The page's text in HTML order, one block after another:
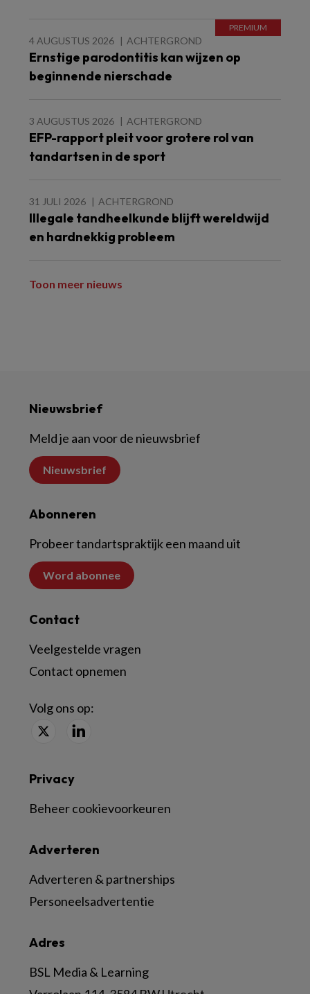
4 AUGUSTUS 2026 ACHTERGROND
Ernstige parodontitis kan wijzen op
beginnende nierschade
3 AUGUSTUS 2026 ACHTERGROND
EFP-rapport pleit voor grotere rol van
tandartsen in de sport
31 JULI 2026 ACHTERGROND
Illegale tandheelkunde blijft wereldwijd
en hardnekkig probleem
Toon meer nieuws
Nieuwsbrief
Meld je aan voor de nieuwsbrief
Nieuwsbrief
Abonneren
Probeer tandartspraktijk een maand uit
Word abonnee
Contact
Veelgestelde vragen
Contact opnemen
Volg ons op:
Adres
BSL Media & Learning
Adverteren
Adverteren & partnerships
Personeelsadvertentie
Privacy
Beheer cookievoorkeuren